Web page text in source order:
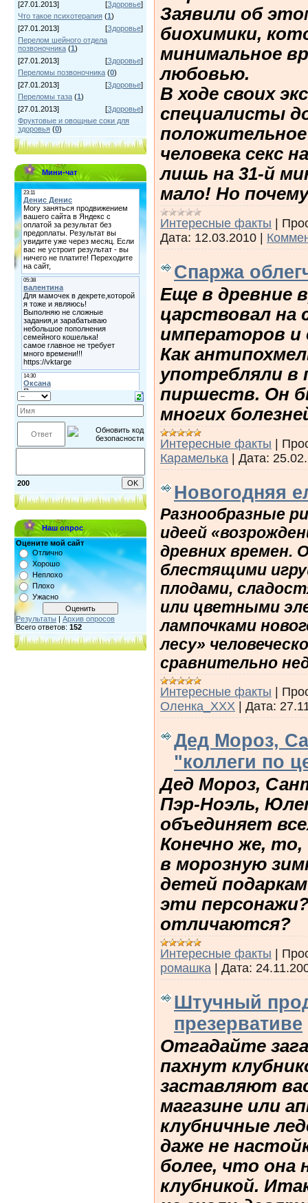
[27.01.2013]
[Здоровье]
Что такое психотерапия (1)
[27.01.2013]
[Здоровье]
Перелом шейного отдела
позвоночника (1)
[27.01.2013]
[Здоровье]
Переломы позвоночника (0)
[27.01.2013]
[Здоровье]
Переломы таза (1)
[27.01.2013]
[Здоровье]
Фруктовые и овощные соки для
здоровья (0)
Мини-чат
200
Наш опрос
Оцените мой сайт
Отлично
Хорошо
Неплохо
Плохо
Ужасно
Результаты | Архив опросов
Всего ответов: 152
Заявили об
биохимики,
минимальное
любовью.
В ходе своих
специалисты
человека секс
лишь на 31-й
мало! Но
Интересные факты |
Дата: 12.03.2010 |
Спаржа
Еще в древние
царствовал на
императоров и
Как
употребляли в
пиршеств. Он
многих
Интересные факты |
Карамелька | Дата:
Новогодняя
Разнообразные
идеей
древних времен.
блестящими
плодами,
или цветными
лампочками
лесу»
сравнительно
Интересные факты |
Оленка_XXX | Дата:
Дед Мороз,
"коллеги по
Дед Мороз,
Пэр-Ноэль,
объединяет
Конечно же, то,
в морозную
детей
эти
отличаются?
Интересные факты |
ромашка | Дата:
Штучный
презервативе
Отгадайте
пахнут
заставляют
магазине или
клубничные
даже не
более, что она
клубникой.